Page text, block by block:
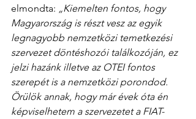
elmondta: „Kiemelten fontos, hogy
Magyarország is részt vesz az egyik
legnagyobb nemzetközi temetkezési
szervezet döntéshozói találkozóján, ez
jelzi hazánk illetve az OTEI fontos
szerepét is a nemzetközi porondod.
Örülök annak, hogy már évek óta én
képviselhetem a szervezetet a FIAT-